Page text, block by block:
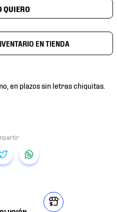
EN TIENDA